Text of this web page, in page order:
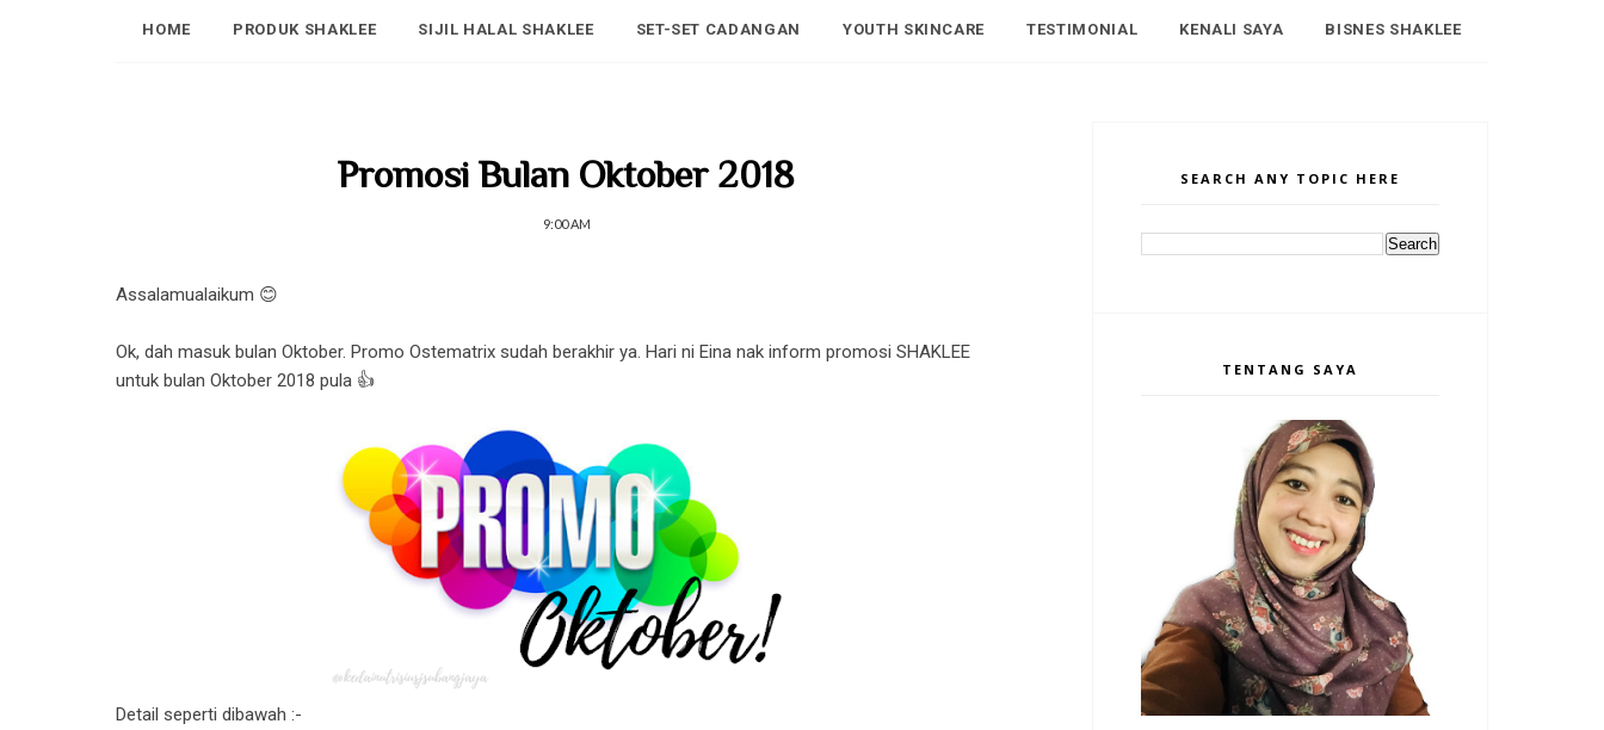
HOME PRODUK SHAKLEE SIJIL HALAL SHAKLEE SET-SET CADANGAN YOUTH SKINCARE TESTIMONIAL KENALI SAYA BISNES SHAKLEE
Promosi Bulan Oktober 2018
9:00 AM
Assalamualaikum 😊
Ok, dah masuk bulan Oktober. Promo Ostematrix sudah berakhir ya. Hari ni Eina nak inform promosi SHAKLEE
untuk bulan Oktober 2018 pula 👍
Detail seperti dibawah :-
SEARCH ANY TOPIC HERE
TENTANG SAYA